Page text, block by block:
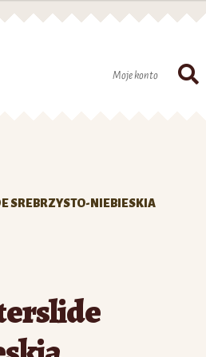
Moje konto
Szukaj
SREBRZYSTO-NIEBIESKIA